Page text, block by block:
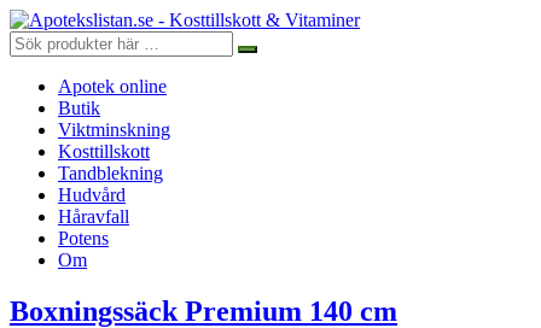
Apotek online
Butik
Viktminskning
Kosttillskott
Tandblekning
Hudvård
Håravfall
Potens
Om
Boxningssäck Premium 140 cm